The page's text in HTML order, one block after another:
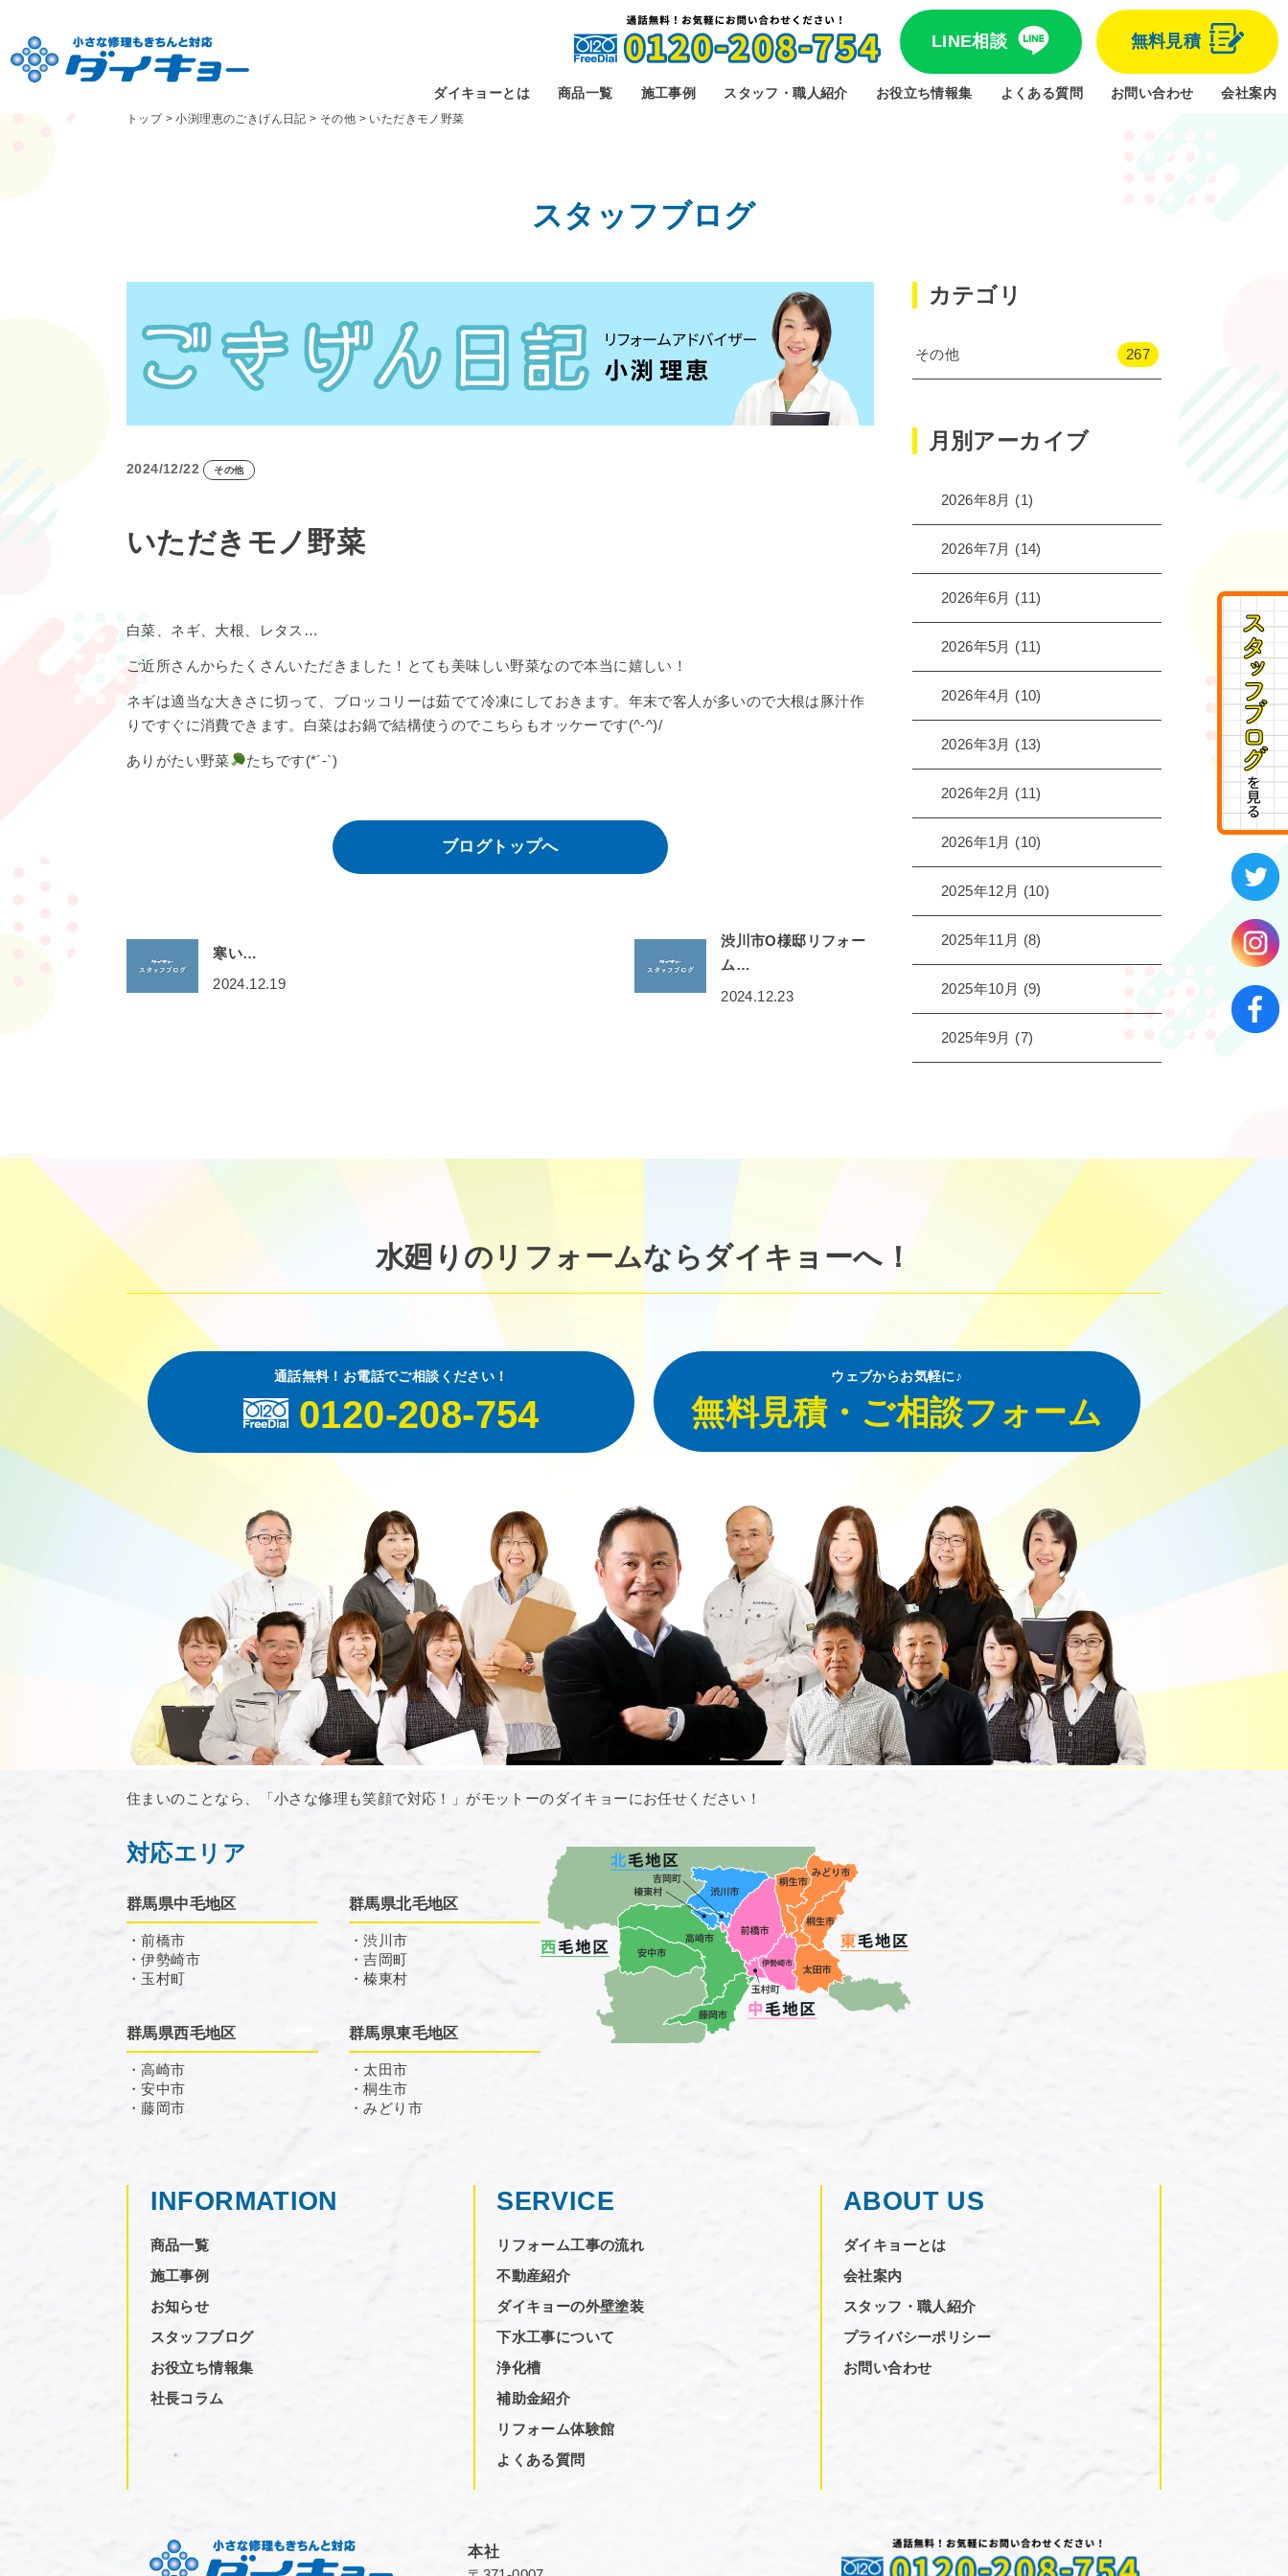
LINE相談 無料見積
ダイキョーとは 商品一覧 施工事例 スタッフ・職人紹介 お役立ち情報集 よくある質問 お問い合わせ 会社案内
トップ>小渕理恵のごきげん日記 > その他 > いただきモノ野菜
スタッフブログ
2024/12/22 その他
いただきモノ野菜
白菜、ネギ、大根、レタス…
ご近所さんからたくさんいただきました！とても美味しい野菜なので本当に嬉しい！
ネギは適当な大きさに切って、ブロッコリーは茹でて冷凍にしておきます。年末で客人が多いので大根は豚汁作
りですぐに消費できます。白菜はお鍋で結構使うのでこちらもオッケーです(^-^)/
ありがたい野菜 たちです(*´-`)
ブログトップへ
寒い…
2024.12.19
渋川市O様邸リフォー
ム…
2024.12.23
カテゴリ
その他 267
月別アーカイブ
2026年8月 (1)
2026年7月 (14)
2026年6月 (11)
2026年5月 (11)
2026年4月 (10)
2026年3月 (13)
2026年2月 (11)
2026年1月 (10)
2025年12月 (10)
2025年11月 (8)
2025年10月 (9)
2025年9月 (7)
水廻りのリフォームならダイキョーへ！
通話無料！お電話でご相談ください！
0120-208-754
ウェブからお気軽に♪
無料見積・ご相談フォーム
住まいのことなら、「小さな修理も笑顔で対応！」がモットーのダイキョーにお任せください！
対応エリア
群馬県中毛地区
・前橋市
・伊勢崎市
・玉村町
群馬県北毛地区
・渋川市
・吉岡町
・榛東村
群馬県西毛地区
・高崎市
・安中市
・藤岡市
群馬県東毛地区
・太田市
・桐生市
・みどり市
INFORMATION
商品一覧
施工事例
お知らせ
スタッフブログ
お役立ち情報集
社長コラム
SERVICE
リフォーム工事の流れ
不動産紹介
ダイキョーの外壁塗装
下水工事について
浄化槽
補助金紹介
リフォーム体験館
よくある質問
ABOUT US
ダイキョーとは
会社案内
スタッフ・職人紹介
プライバシーポリシー
お問い合わせ
本社